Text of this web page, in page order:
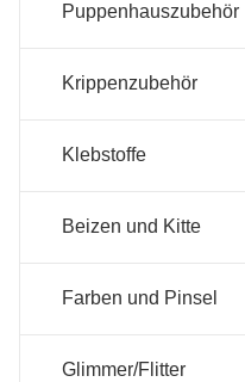
Puppenhauszubehör
Krippenzubehör
Klebstoffe
Beizen und Kitte
Farben und Pinsel
Glimmer/Flitter